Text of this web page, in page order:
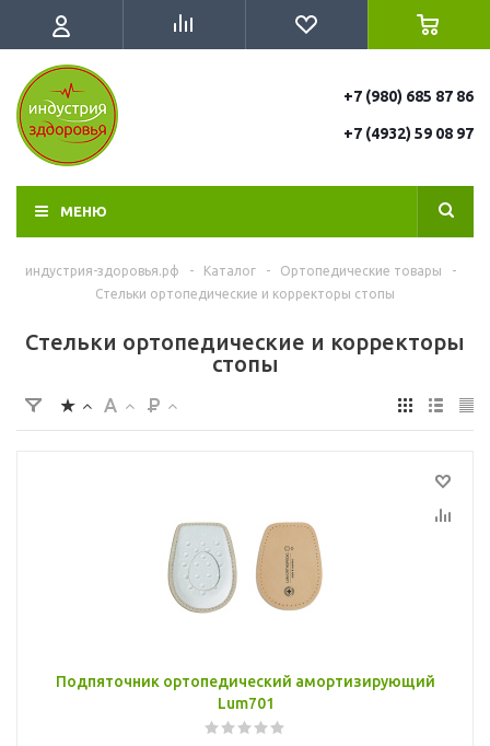
+7 (980) 685 87 86
+7 (4932) 59 08 97
МЕНЮ
индустрия-здоровья.рф - Каталог - Ортопедические товары
-
Cтельки ортопедические и корректоры стопы
Cтельки ортопедические и корректоры
стопы
Подпяточник ортопедический амортизирующий
Lum701